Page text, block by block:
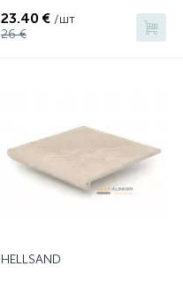
23.40 € /шт
26 €
HELLSAND